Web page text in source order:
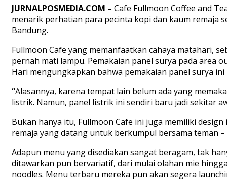
JURNALPOSMEDIA.COM – Cafe Fullmoon Coffee and
menarik perhatian para pecinta kopi dan kaum remaja
Bandung.
Fullmoon Cafe yang memanfaatkan cahaya matahari,
pernah mati lampu. Pemakaian panel surya pada area
Hari mengungkapkan bahwa pemakaian panel surya
“Alasannya, karena tempat lain belum ada yang
listrik. Namun, panel listrik ini sendiri baru jadi sekitar
Bukan hanya itu, Fullmoon Cafe ini juga memiliki
remaja yang datang untuk berkumpul bersama teman
Adapun menu yang disediakan sangat beragam, tak
ditawarkan pun bervariatif, dari mulai olahan mie
noodles. Menu terbaru mereka pun akan segera